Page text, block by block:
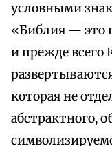
условными
«Библия — это
и прежде всего
которая не
абстрактного,